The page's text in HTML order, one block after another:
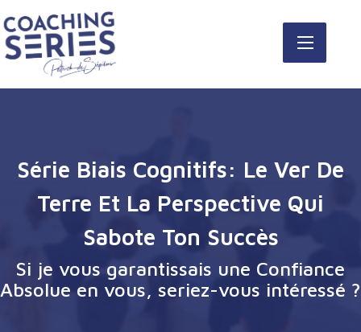
Série Biais Cognitifs: Le Ver De
Terre Et La Perspective Qui
Sabote Ton Succès
Si je vous garantissais une Confiance
Absolue en vous, seriez-vous intéressé ?